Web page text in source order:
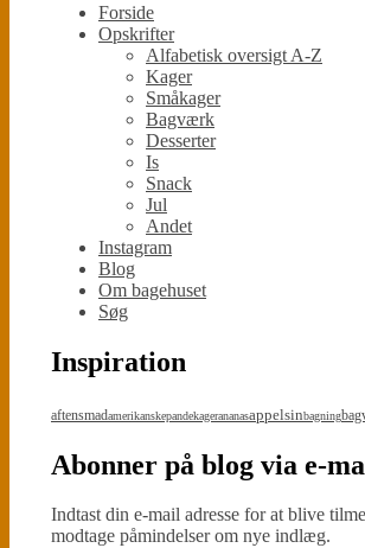
Forside
Opskrifter
Alfabetisk oversigt A-Z
Kager
Småkager
Bagværk
Desserter
Is
Snack
Jul
Andet
Instagram
Blog
Om bagehuset
Søg
Inspiration
aftensmadamerikanskepandekagerananasappelsinbagning
Abonner på blog via e-
Indtast din e-mail adresse for at blive
modtage påmindelser om nye indlæg.